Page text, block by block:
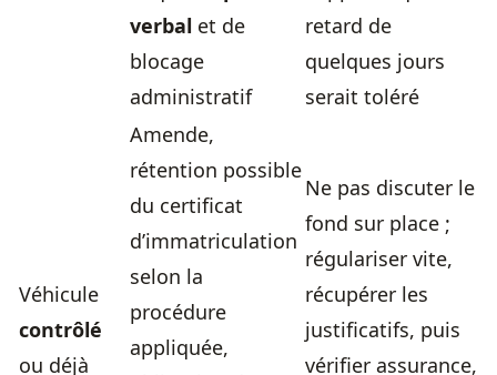
verbal et de
blocage
administratif
retard de
quelques jours
serait toléré
Véhicule
contrôlé
ou déjà
Amende,
rétention possible
du certificat
d’immatriculation
selon la
procédure
appliquée,
Ne pas discuter le
fond sur place ;
régulariser vite,
récupérer les
justificatifs, puis
vérifier assurance,